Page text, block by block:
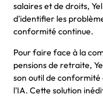
salaires et de droits,
d'identifier les
conformité continue.
Pour faire face à la
pensions de retraite,
son outil de
l'IA. Cette solution